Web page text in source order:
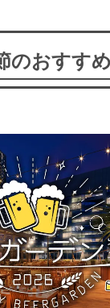
のおすす